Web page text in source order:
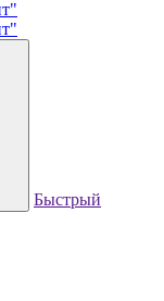
Быстрый